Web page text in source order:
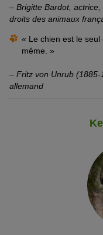
– Brigitte Bardot,
droits des animaux
« Le chien est le seul
même. »
– Fritz von Unrub
allemand